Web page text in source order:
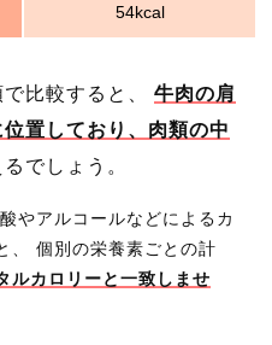
54kcal
比較すると、 牛肉の肩
置しており、肉類の中
でしょう。
やアルコールなどによるカ
、 個別の栄養素ごとの計
ルカロリーと一致しませ